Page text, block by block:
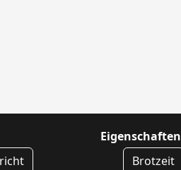
Eigenschaften
Brotzeit